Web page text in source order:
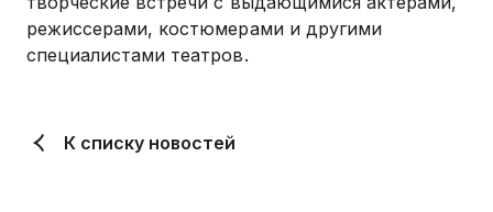
режиссерами, костюмерами и другими
специалистами театров.
К списку новостей